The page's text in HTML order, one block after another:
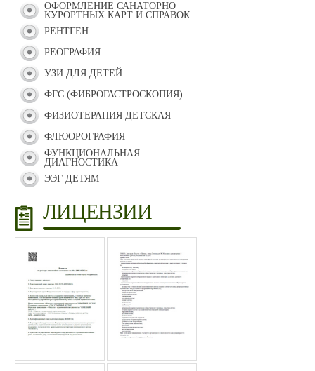
ОФОРМЛЕНИЕ САНАТОРНО
КУРОРТНЫХ КАРТ И СПРАВОК
РЕНТГЕН
РЕОГРАФИЯ
УЗИ ДЛЯ ДЕТЕЙ
ФГС (ФИБРОГАСТРОСКОПИЯ)
ФИЗИОТЕРАПИЯ ДЕТСКАЯ
ФЛЮОРОГРАФИЯ
ФУНКЦИОНАЛЬНАЯ
ДИАГНОСТИКА
ЭЭГ ДЕТЯМ
ЛИЦЕНЗИИ